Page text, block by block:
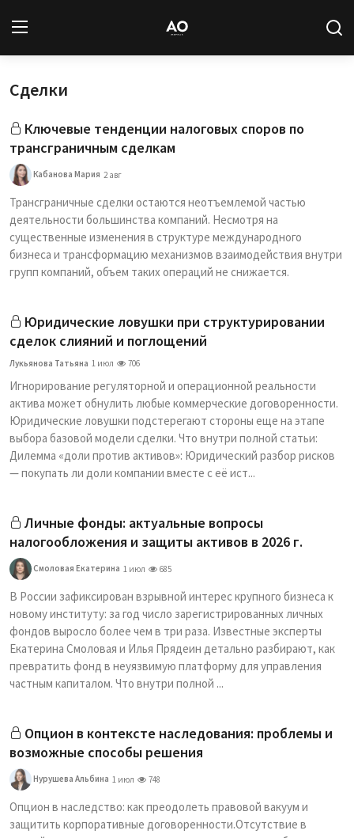
Вход
Новости
Статьи
Авторы
Архив
Подписка
Сделки
Ключевые тенденции налоговых споров по
трансграничным сделкам
Кабанова Мария 2 авг
Трансграничные сделки остаются неотъемлемой частью
деятельности большинства компаний. Несмотря на
существенные изменения в структуре международного
бизнеса и трансформацию механизмов взаимодействия внутри
групп компаний, объем таких операций не снижается.
Юридические ловушки при структурировании
сделок слияний и поглощений
Лукьянова Татьяна 1 июл 706
Игнорирование регуляторной и операционной реальности
актива может обнулить любые коммерческие договоренности.
Юридические ловушки подстерегают стороны еще на этапе
выбора базовой модели сделки. Что внутри полной статьи:
Дилемма «доли против активов»: Юридический разбор рисков
— покупать ли доли компании вместе с её ист...
Личные фонды: актуальные вопросы
налогообложения и защиты активов в 2026 г.
Смоловая Екатерина 1 июл 685
В России зафиксирован взрывной интерес крупного бизнеса к
новому институту: за год число зарегистрированных личных
фондов выросло более чем в три раза. Известные эксперты
Екатерина Смоловая и Илья Прядеин детально разбирают, как
превратить фонд в неуязвимую платформу для управления
частным капиталом. Что внутри полной ...
Опцион в контексте наследования: проблемы и
возможные способы решения
Нурушева Альбина 1 июл 748
Опцион в наследство: как преодолеть правовой вакуум и
защитить корпоративные договоренности.Отсутствие в